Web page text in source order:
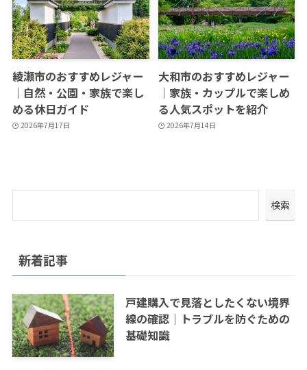
綾瀬市のおすすめレジャー
｜自然・公園・家族で楽し
める休日ガイド
2026年7月17日
大和市のおすすめレジャー
｜家族・カップルで楽しめ
る人気スポットを紹介
2026年7月14日
検索
新着記事
戸建購入で見落としたくない境界
線の確認｜トラブルを防ぐための
基礎知識